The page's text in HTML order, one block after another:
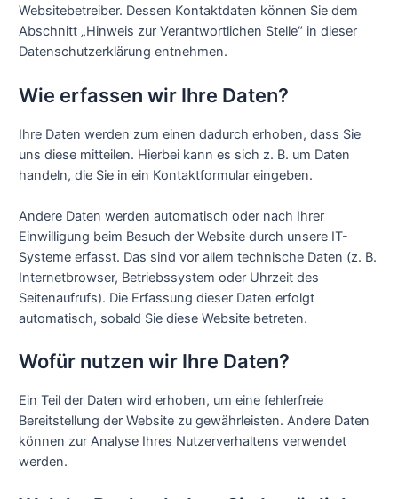
Websitebetreiber. Dessen Kontaktdaten können Sie dem
Abschnitt „Hinweis zur Verantwortlichen Stelle“ in dieser
Datenschutzerklärung entnehmen.
Wie erfassen wir Ihre Daten?
Ihre Daten werden zum einen dadurch erhoben, dass Sie
uns diese mitteilen. Hierbei kann es sich z. B. um Daten
handeln, die Sie in ein Kontaktformular eingeben.
Andere Daten werden automatisch oder nach Ihrer
Einwilligung beim Besuch der Website durch unsere IT-
Systeme erfasst. Das sind vor allem technische Daten (z. B.
Internetbrowser, Betriebssystem oder Uhrzeit des
Seitenaufrufs). Die Erfassung dieser Daten erfolgt
automatisch, sobald Sie diese Website betreten.
Wofür nutzen wir Ihre Daten?
Ein Teil der Daten wird erhoben, um eine fehlerfreie
Bereitstellung der Website zu gewährleisten. Andere Daten
können zur Analyse Ihres Nutzerverhaltens verwendet
werden.